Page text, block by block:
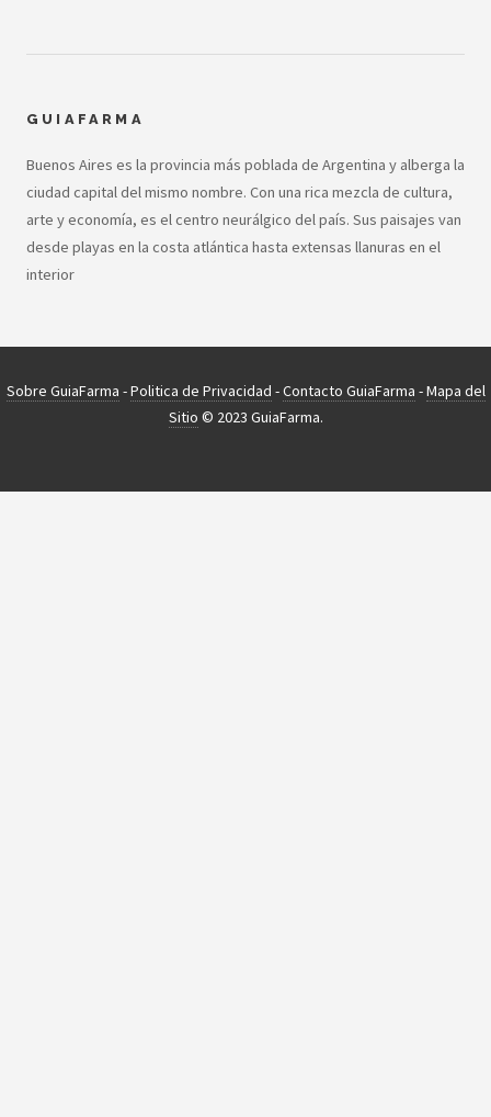
GUIAFARMA
Buenos Aires es la provincia más poblada de Argentina y alberga la
ciudad capital del mismo nombre. Con una rica mezcla de cultura,
arte y economía, es el centro neurálgico del país. Sus paisajes van
desde playas en la costa atlántica hasta extensas llanuras en el
interior
Sobre GuiaFarma -Politica de Privacidad -Contacto GuiaFarma -Mapa del
Sitio © 2023 GuiaFarma.